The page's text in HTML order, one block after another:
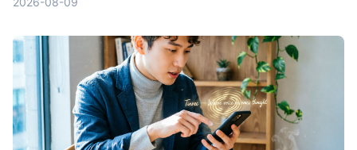
續整理功能幫你分析哪個最省時間。